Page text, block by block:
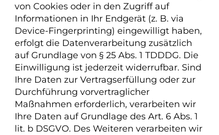
von Cookies oder in den Zugriff auf
Informationen in Ihr Endgerät (z. B. via
Device-Fingerprinting) eingewilligt haben,
erfolgt die Datenverarbeitung zusätzlich
auf Grundlage von § 25 Abs. 1 TDDDG. Die
Einwilligung ist jederzeit widerrufbar. Sind
Ihre Daten zur Vertragserfüllung oder zur
Durchführung vorvertraglicher
Maßnahmen erforderlich, verarbeiten wir
Ihre Daten auf Grundlage des Art. 6 Abs. 1
lit. b DSGVO. Des Weiteren verarbeiten wir